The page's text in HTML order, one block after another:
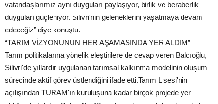
vatandaşlarımız aynı duyguları paylaşıyor, birlik ve beraberlik
duyguları güçleniyor. Silivri'nin geleneklerini yaşatmaya devam
edeceğiz” diye konuştu.
“TARIM VİZYONUNUN HER AŞAMASINDA YER ALDIM”
Tarım politikalarına yönelik eleştirilere de cevap veren Balcıoğlu,
Silivri'de yıllardır uygulanan tarımsal kalkınma modelinin oluşum
sürecinde aktif görev üstlendiğini ifade etti.Tarım Lisesi'nin
açılışından TÜRAM'ın kuruluşuna kadar birçok projede yer